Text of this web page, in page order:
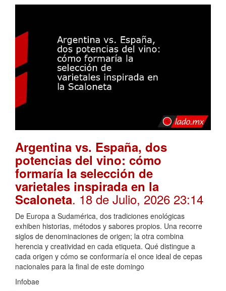
Argentina vs. España, dos
potencias del vino: cómo
formaría la selección de
varietales inspirada en la
Scaloneta. 18 de Julio, 2026 23:14
De Europa a Sudamérica, dos tradiciones enológicas
exhiben historias, métodos y sabores propios. Una recorre
siglos de denominaciones de origen; la otra combina
herencia y creatividad en cada etiqueta. Qué distingue a
cada origen y cómo se conformaría el once ideal de cepas
nacionales para la final de este domingo
Infobae